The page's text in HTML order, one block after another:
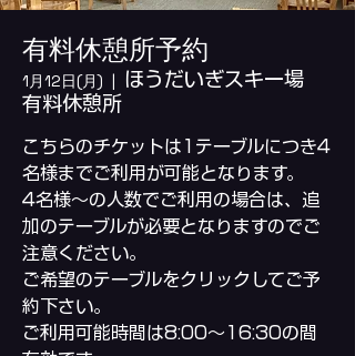
有料休憩所予約
1月12日(月)
  |
ほうだいぎスキー場
有料休憩所
こちらのチケットは1テーブルにつき4
名様までご利用が可能となります。
4名様～の人数でご利用の場合は、追
加のテーブルが必要となりますのでご
注意ください。
ご希望のテーブルをクリックしてご予
約下さい。
ご利用可能時間は8:00～16:30の間